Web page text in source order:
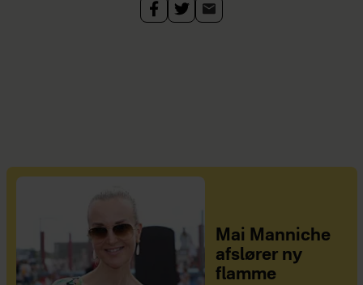
Mai Manniche
afslører ny
flamme